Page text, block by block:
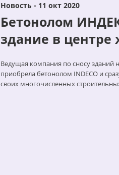
Новость - 11 окт 2020
Бетонолом
здание в центре
Ведущая компания по сносу зданий
приобрела бетонолом INDECO и
своих многочисленных